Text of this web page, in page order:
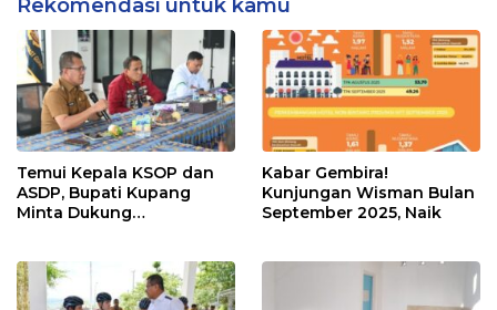
Rekomendasi untuk kamu
Temui Kepala KSOP dan
ASDP, Bupati Kupang
Minta Dukung
Keduanya
Kabar Gembira!
Kunjungan Wisman Bulan
September 2025, Naik